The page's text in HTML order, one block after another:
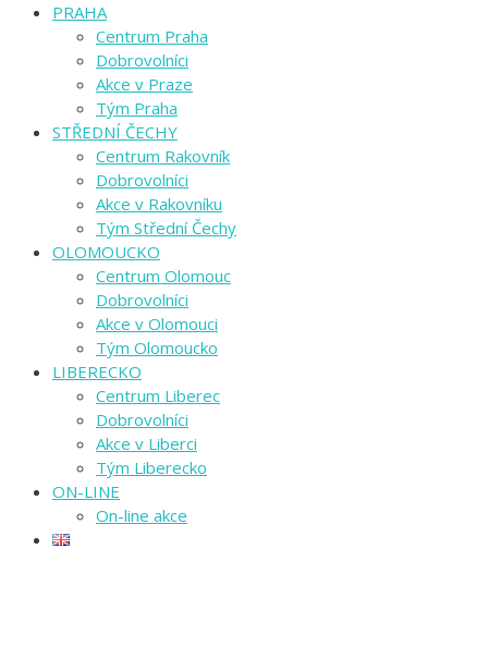
PRAHA
Centrum Praha
Dobrovolníci
Akce v Praze
Tým Praha
STŘEDNÍ ČECHY
Centrum Rakovník
Dobrovolníci
Akce v Rakovníku
Tým Střední Čechy
OLOMOUCKO
Centrum Olomouc
Dobrovolníci
Akce v Olomouci
Tým Olomoucko
LIBERECKO
Centrum Liberec
Dobrovolníci
Akce v Liberci
Tým Liberecko
ON-LINE
On-line akce